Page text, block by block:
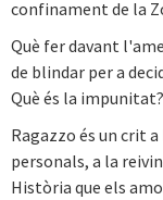
confinament de la
Què fer davant
de blindar per a
Què és la
Ragazzo és un crit
personals, a la
Història que els